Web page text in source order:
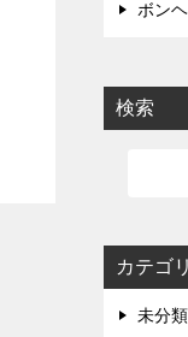
ボン
検索
カテゴ
未分類